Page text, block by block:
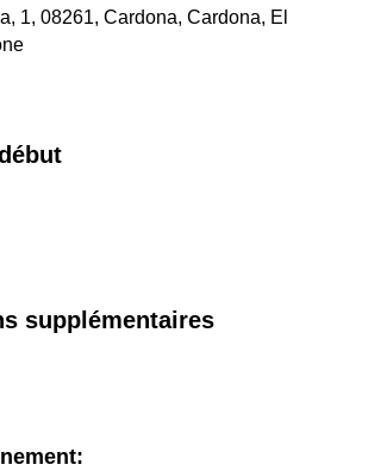
1, 08261, Cardona, Cardona, El
supplémentaires